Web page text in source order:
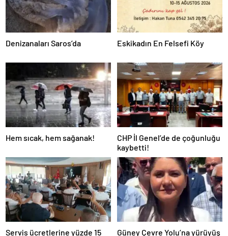
Denizanaları Saros’da Eskikadın En Felsefi Köy
Hem sıcak, hem sağanak!
CHP İl Genel’de de çoğunluğu
kaybetti!
Servis ücretlerine yüzde 15 Güney Çevre Yolu’na yürüyüş